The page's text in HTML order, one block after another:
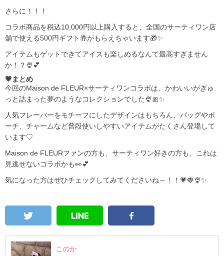
さらに！！！
コラボ商品を税込10,000円以上購入すると、全国のサーティワン店
舗で使える500円ギフト券がもらえちゃいます🎁✨
アイテムもゲットできてアイスも楽しめるなんて最高すぎません
か！？🍨💕
💗まとめ
今回のMaison de FLEUR×サーティワンコラボは、かわいいがぎゅ
っと詰まった夢のようなコレクションでした🍨🎀✨
人気フレーバーをモチーフにしたデザインはもちろん、バッグやポ
ーチ、チャームなど普段使いしやすいアイテムがたくさん登場して
います♡
Maison de FLEURファンの方も、サーティワン好きの方も、これは
見逃せないコラボかも👀💕
気になった方はぜひチェックしてみてくださいね～！！💗🍓🍨✨
このか